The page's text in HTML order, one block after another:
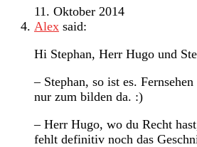
11. Oktober 2014
Alex said:
Hi Stephan, Herr Hugo und
– Stephan, so ist es.
nur zum bilden da. :)
– Herr Hugo, wo du Recht
fehlt definitiv noch das